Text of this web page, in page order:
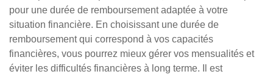
pour une durée de remboursement adaptée à votre
situation financière. En choisissant une durée de
remboursement qui correspond à vos capacités
financières, vous pourrez mieux gérer vos mensualités et
éviter les difficultés financières à long terme. Il est